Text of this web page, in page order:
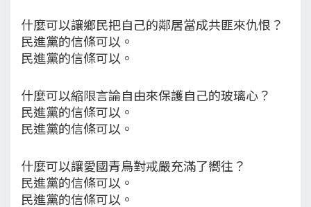
什麼可以讓鄉民把自己的鄰居當成共匪來仇恨？
民進黨的信條可以。
民進黨的信條可以。
什麼可以縮限言論自由來保護自己的玻璃心？
民進黨的信條可以。
民進黨的信條可以。
什麼可以讓愛國青鳥對戒嚴充滿了嚮往？
民進黨的信條可以。
民進黨的信條可以。